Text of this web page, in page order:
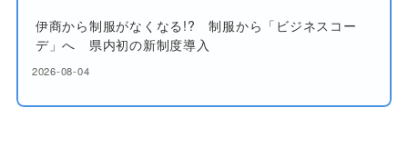
伊商から制服がなくなる!? 制服から「ビジネスコー
デ」へ 県内初の新制度導入
2026-08-04